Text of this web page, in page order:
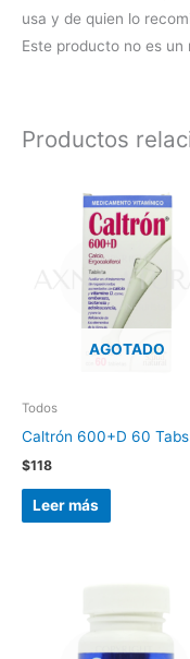
usa y de quien lo
Este producto no es un
Productos
AGOTADO
Todos
Caltrón 600+D 60
$118
Leer más